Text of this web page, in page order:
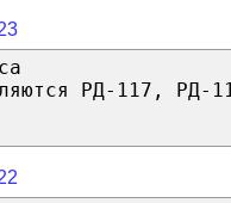
РД-117, РД-